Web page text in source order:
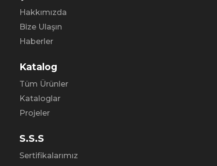
Hakkımızda
Bize Ulaşın
Haberler
Katalog
Tüm Ürünler
Kataloglar
Projeler
S.S.S
Sertifikalarımız